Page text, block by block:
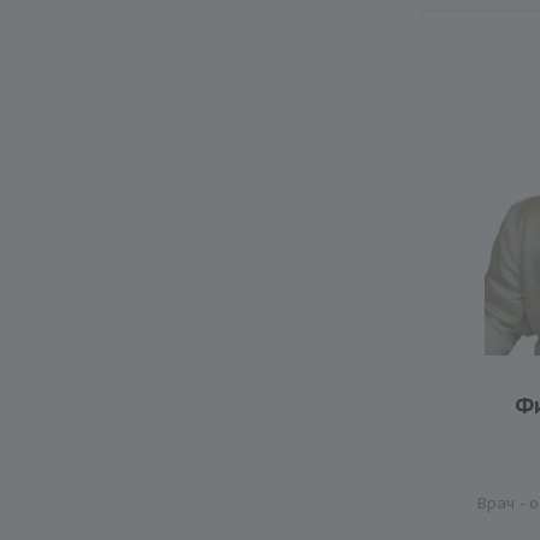
Врач -